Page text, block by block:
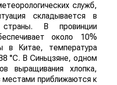
служб,
складывается в
В провинции
около 10%
в Китае, температура
°C. В Синьцзяне, одном
выращивания хлопка,
приближаются к